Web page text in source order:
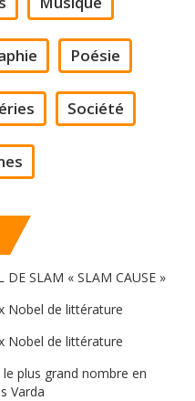
Poésie
Société
DE SLAM « SLAM CAUSE »
Nobel de littérature
Nobel de littérature
le plus grand nombre en
Varda